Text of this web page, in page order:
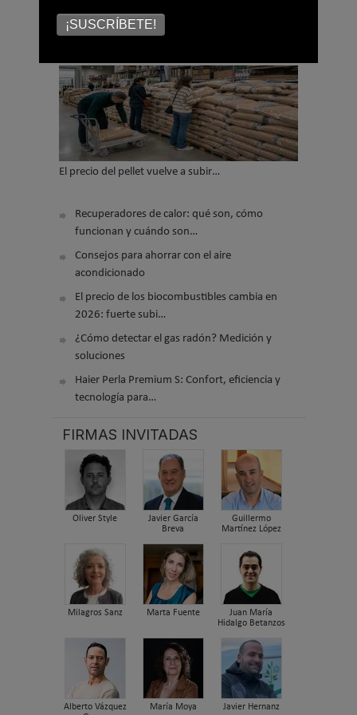
LO MÁS VISTO
El precio del pellet vuelve a subir…
Recuperadores de calor: qué son, cómo
funcionan y cuándo son…
Consejos para ahorrar con el aire
acondicionado
El precio de los biocombustibles cambia en
2026: fuerte subi…
¿Cómo detectar el gas radón? Medición y
soluciones
Haier Perla Premium S: Confort, eficiencia y
tecnología para…
FIRMAS INVITADAS
Oliver Style
Javier García
Breva
Guillermo
Martínez López
Milagros Sanz Marta Fuente
Juan María
Hidalgo Betanzos
Alberto Vázquez
María Moya Javier Hernanz
¡SUSCRÍBETE!